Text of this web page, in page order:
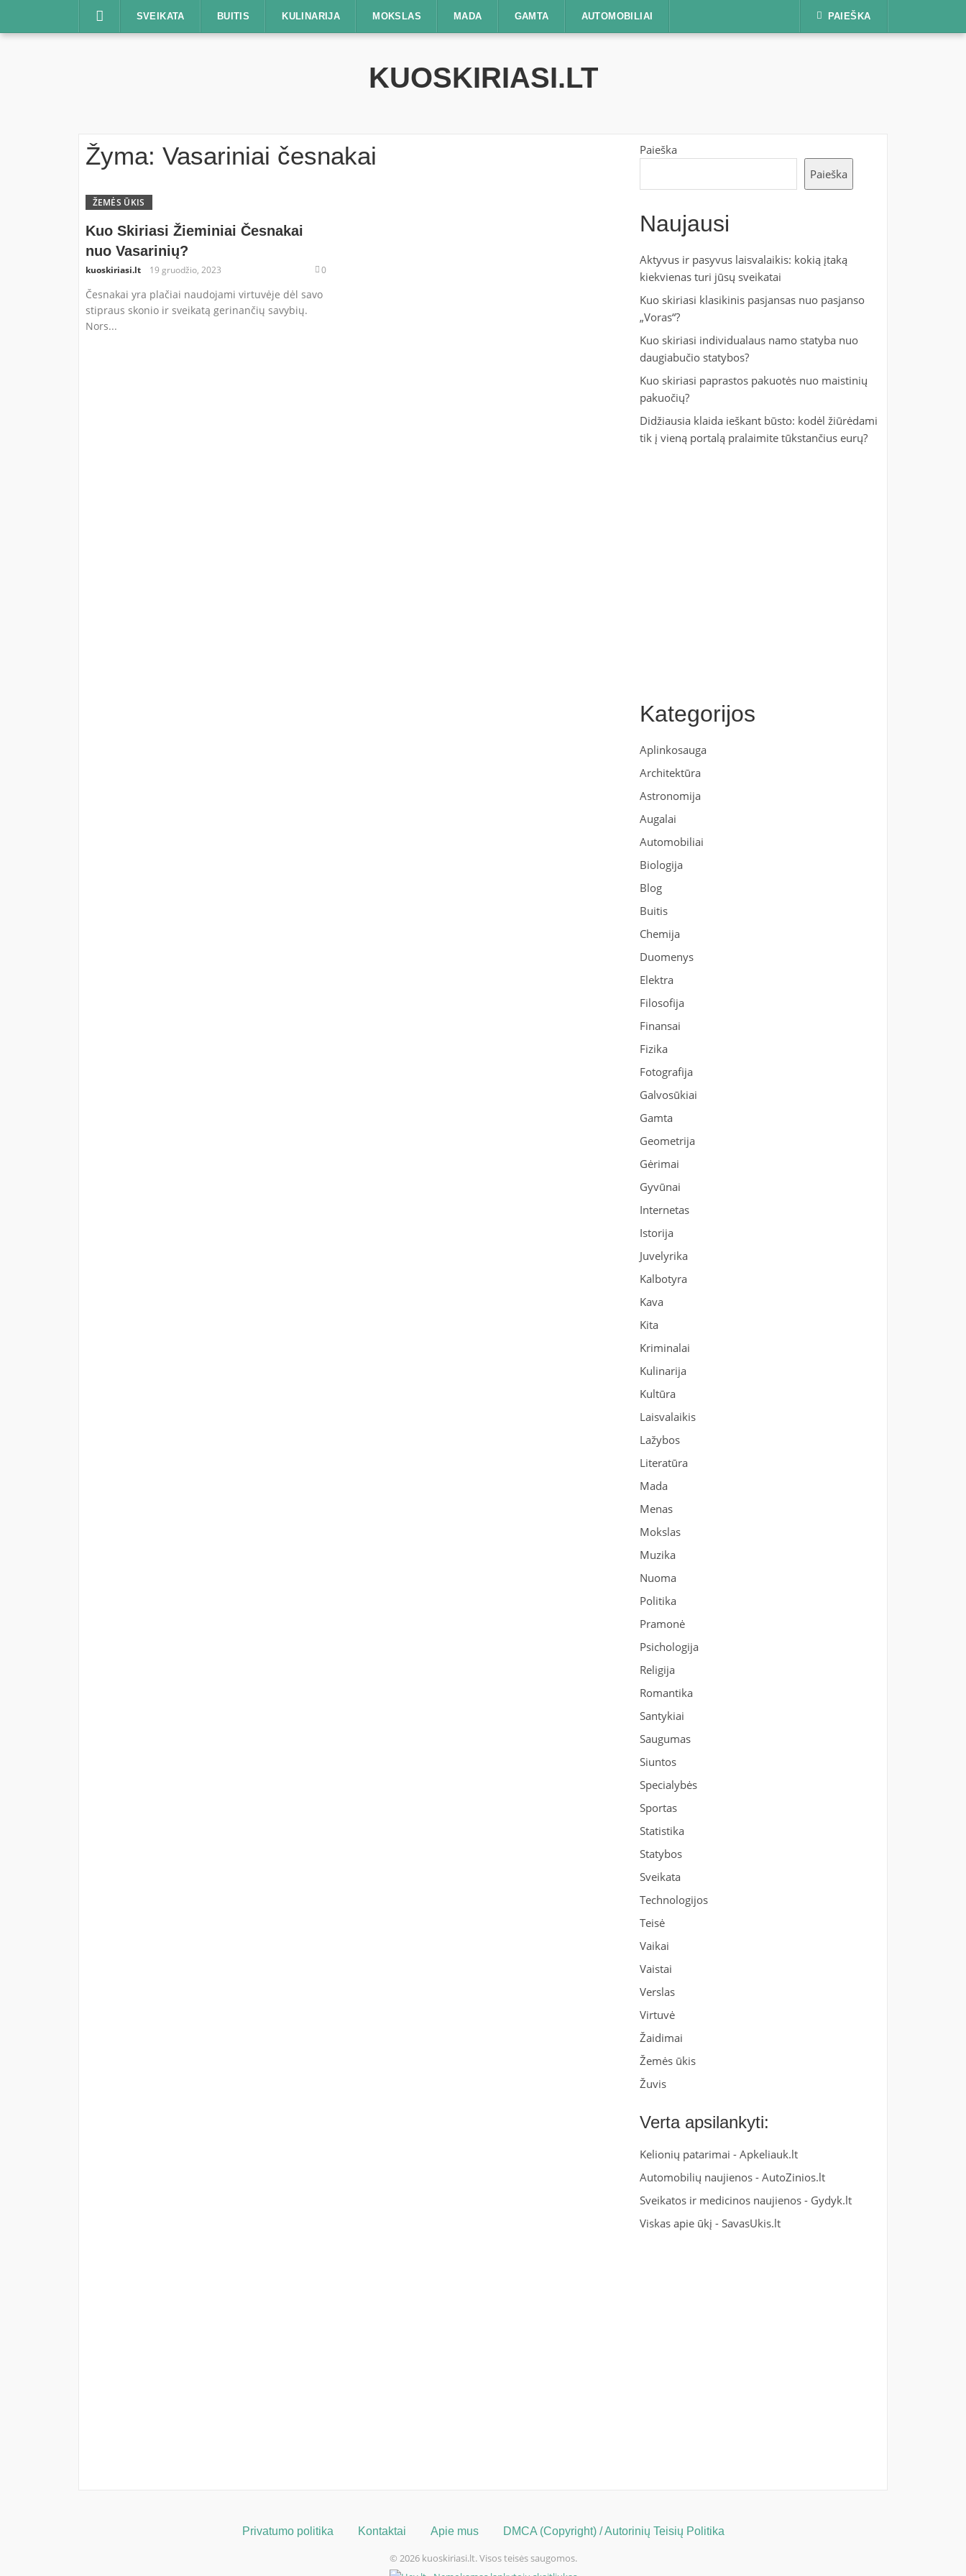
SVEIKATA BUITIS KULINARIJA MOKSLAS MADA GAMTA AUTOMOBILIAI PAIEŠKA
KUOSKIRIASI.LT
Žyma: Vasariniai česnakai
ŽEMĖS ŪKIS
Kuo Skiriasi Žieminiai Česnakai
nuo Vasarinių?
kuoskiriasi.lt 19 gruodžio, 2023 0
Česnakai yra plačiai naudojami virtuvėje dėl savo
stipraus skonio ir sveikatą gerinančių savybių.
Nors...
Paieška
Paieška
Naujausi
Aktyvus ir pasyvus laisvalaikis: kokią įtaką
kiekvienas turi jūsų sveikatai
Kuo skiriasi klasikinis pasjansas nuo pasjanso
„Voras“?
Kuo skiriasi individualaus namo statyba nuo
daugiabučio statybos?
Kuo skiriasi paprastos pakuotės nuo maistinių
pakuočių?
Didžiausia klaida ieškant būsto: kodėl žiūrėdami
tik į vieną portalą pralaimite tūkstančius eurų?
Kategorijos
Aplinkosauga
Architektūra
Astronomija
Augalai
Automobiliai
Biologija
Blog
Buitis
Chemija
Duomenys
Elektra
Filosofija
Finansai
Fizika
Fotografija
Galvosūkiai
Gamta
Geometrija
Gėrimai
Gyvūnai
Internetas
Istorija
Juvelyrika
Kalbotyra
Kava
Kita
Kriminalai
Kulinarija
Kultūra
Laisvalaikis
Lažybos
Literatūra
Mada
Menas
Mokslas
Muzika
Nuoma
Politika
Pramonė
Psichologija
Religija
Romantika
Santykiai
Saugumas
Siuntos
Specialybės
Sportas
Statistika
Statybos
Sveikata
Technologijos
Teisė
Vaikai
Vaistai
Verslas
Virtuvė
Žaidimai
Žemės ūkis
Žuvis
Verta apsilankyti:
Kelionių patarimai -Apkeliauk.lt
Automobilių naujienos -AutoZinios.lt
Sveikatos ir medicinos naujienos - Gydyk.lt
Viskas apie ūkį -SavasUkis.lt
Privatumo politika Kontaktai Apie mus DMCA (Copyright) / Autorinių Teisių Politika
© 2026 kuoskiriasi.lt. Visos teisės saugomos.